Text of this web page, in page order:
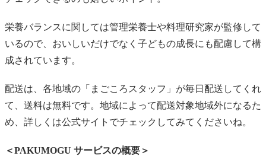
栄養バランスに関しては管理栄養士や料理研究家が監修して
いるので、おいしいだけでなく子どもの成長にも配慮して構
成されています。
配送は、各地域の「まごころスタッフ」が毎日配送してくれ
て、送料は無料です。地域によって配送対象地域外になるた
め、詳しくは公式サイトでチェックしてみてくださいね。
＜PAKUMOGU サービスの概要＞